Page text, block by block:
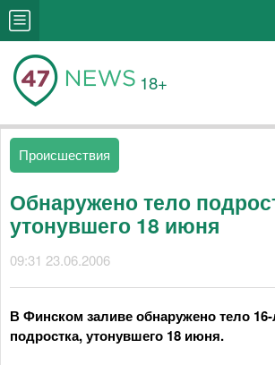
18+
Происшествия
Обнаружено тело
утонувшего 18 июня
09:31 23.06.2006
В Финском заливе обнаружено тело 16-
подростка, утонувшего 18 июня.